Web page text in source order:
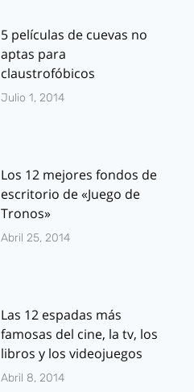
5 películas de cuevas no
aptas para
claustrofóbicos
Julio 1, 2014
Los 12 mejores fondos de
escritorio de «Juego de
Tronos»
Abril 25, 2014
Las 12 espadas más
famosas del cine, la tv, los
libros y los videojuegos
Abril 8, 2014